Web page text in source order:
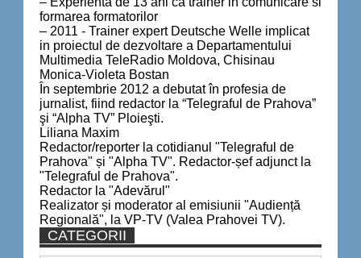
formarea formatorilor
– 2011 - Trainer expert Deutsche Welle implicat
in proiectul de dezvoltare a Departamentului
Multimedia TeleRadio Moldova, Chisinau
Monica-Violeta Bostan
În septembrie 2012 a debutat în profesia de
jurnalist, fiind redactor la “Telegraful de Prahova”
şi “Alpha TV” Ploieşti.
Liliana Maxim
Redactor/reporter la cotidianul "Telegraful de
Prahova" și "Alpha TV". Redactor-șef adjunct la
"Telegraful de Prahova".
Redactor la "Adevărul"
Realizator și moderator al emisiunii "Audiență
Regională", la VP-TV (Valea Prahovei TV).
CATEGORII
Categorii